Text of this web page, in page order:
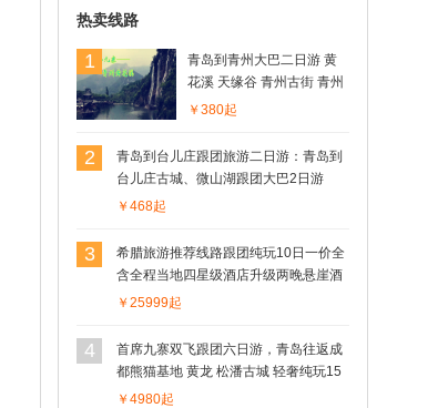
热卖线路
1
青岛到青州大巴二日游 黄
花溪 天缘谷 青州古街 青州
博物馆 云门山/井塘古村
￥380起
2
青岛到台儿庄跟团旅游二日游：青岛到
台儿庄古城、微山湖跟团大巴2日游
￥468起
3
希腊旅游推荐线路跟团纯玩10日一价全
含全程当地四星级酒店升级两晚悬崖酒
店北京出发可配全国联运
￥25999起
4
首席九寨双飞跟团六日游，青岛往返成
都熊猫基地 黄龙 松潘古城 轻奢纯玩15
人小包团
￥4980起